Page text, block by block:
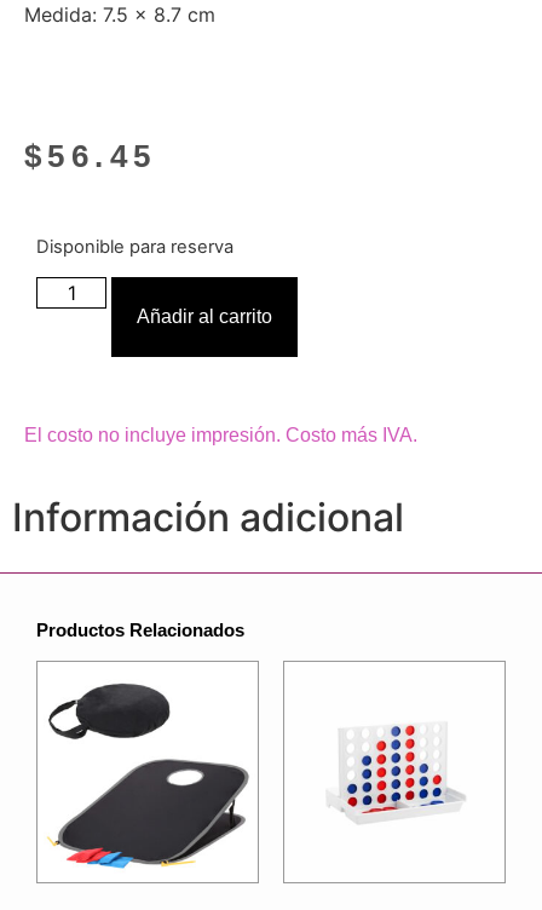
Medida: 7.5 x 8.7 cm
$ 56.45
Disponible para reserva
Añadir al carrito
El costo no incluye impresión. Costo más IVA.
Información adicional
Productos Relacionados